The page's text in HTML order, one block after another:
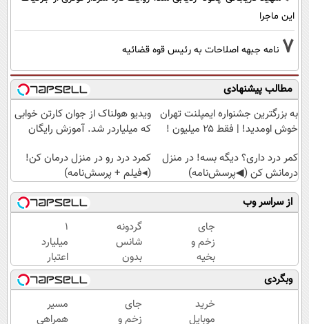
این ماجرا
7 نامه جبهه اصلاحات به رئیس قوه قضائیه
مطالب پیشنهادی
به بزرگترین جشنواره ایمپلنت تهران
خوش اومدید! | فقط ۲۵ میلیون !
ویدیو هولناک از جوان کارتن خوابی
که میلیاردر شد. آموزش رایگان
کمر درد داری؟ دیگه بسه! در منزل
درمانش کن (◀پرسش‌نامه)
کمرد درد رو در منزل درمان کن!
(◂فیلم + پرسش‌نامه)
از سراسر وب
جای
زخم و
بخیه
داری؟؟
3
هفته‌ای
محوش
گردونه
شانس
بدون
پوچ از
PS5
تا
آیفون17
۱
میلیارد
اعتبار
خرید
طلا |
بدون
ضامن
وبگردی
خرید
موبایل
جای
زخم و
مسیر
همراهی